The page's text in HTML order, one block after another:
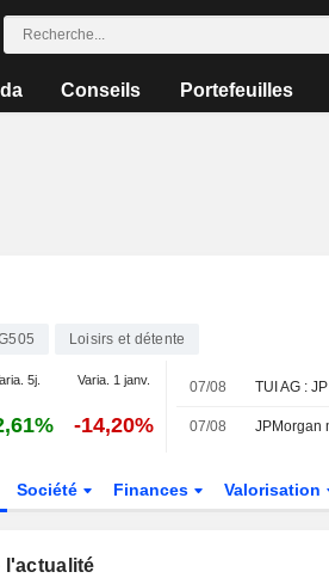
Conseils Portefeuilles
Loisirs et détente
5j. Varia. 1 janv.
-14,20%
07/08 TUI AG :
07/08
Société Finances Valorisation
l'actualité